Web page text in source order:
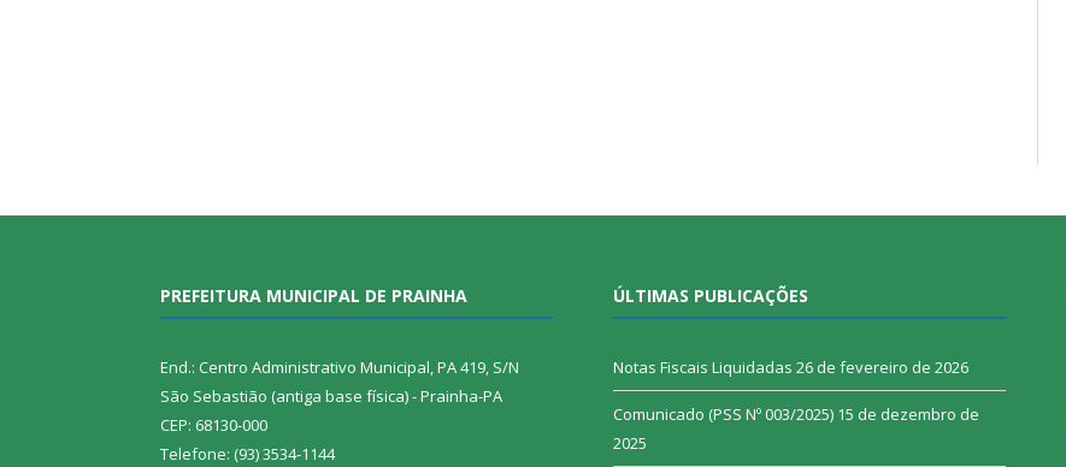
PREFEITURA MUNICIPAL DE PRAINHA
End.: Centro Administrativo Municipal, PA 419, S/N
São Sebastião (antiga base física) - Prainha-PA
CEP: 68130-000
Telefone: (93) 3534-1144
ÚLTIMAS PUBLICAÇÕES
Notas Fiscais Liquidadas 26 de fevereiro de 2026
Comunicado (PSS Nº 003/2025) 15 de dezembro de
2025